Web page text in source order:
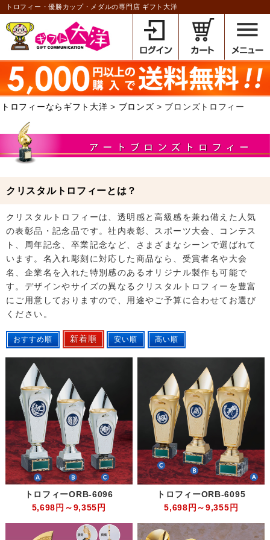
トロフィー・優勝カップ・メダルの専門店 ギフト大洋
トロフィーならギフト大洋 ブロンズ ブロンズトロフィー
クリスタルトロフィーとは？
クリスタルトロフィーは、透明感と高級感を兼ね備えた人気
の表彰品・記念品です。社内表彰、スポーツ大会、コンテス
ト、周年記念、卒業記念など、さまざまなシーンで選ばれて
います。名入れ彫刻に対応した商品なら、受賞者名や大会
名、企業名を入れた特別感のあるオリジナル製作も可能で
す。デザインやサイズの異なるクリスタルトロフィーを豊富
にご用意しておりますので、用途やご予算に合わせてお選び
ください。
トロフィーORB-6096
5,698円～9,355円
トロフィーORB-6095
5,698円～9,355円